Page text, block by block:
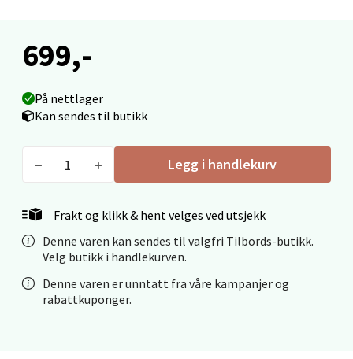
699,-
På nettlager
Kan sendes til butikk
Legg i handlekurv
Frakt og klikk & hent velges ved utsjekk
Denne varen kan sendes til valgfri Tilbords-butikk.
Velg butikk i handlekurven.
Denne varen er unntatt fra våre kampanjer og
rabattkuponger.
Ålesund - Thon Senter Moa
Langelandsvegen 25, 6010 Ålesund
Åpent i dag 10-20
0 i butikk
Molde - Moldetorget
Torget 1, 6413 Molde
Åpent i dag 10-20